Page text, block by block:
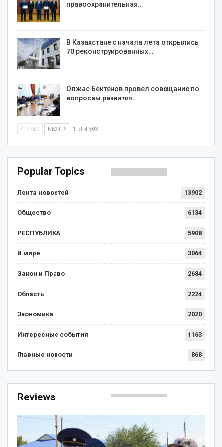
правоохранительная…
В Казахстане с начала лета открылись
70 реконструированных…
Олжас Бектенов провел совещание по
вопросам развития…
PREV NEXT 1 of 4 503
Popular Topics
Лента новостей 13902
Общество 6134
РЕСПУБЛИКА 5908
В мире 3064
Закон и Право 2684
Область 2224
Экономика 2020
Интересные события 1163
Главные новости 868
Reviews